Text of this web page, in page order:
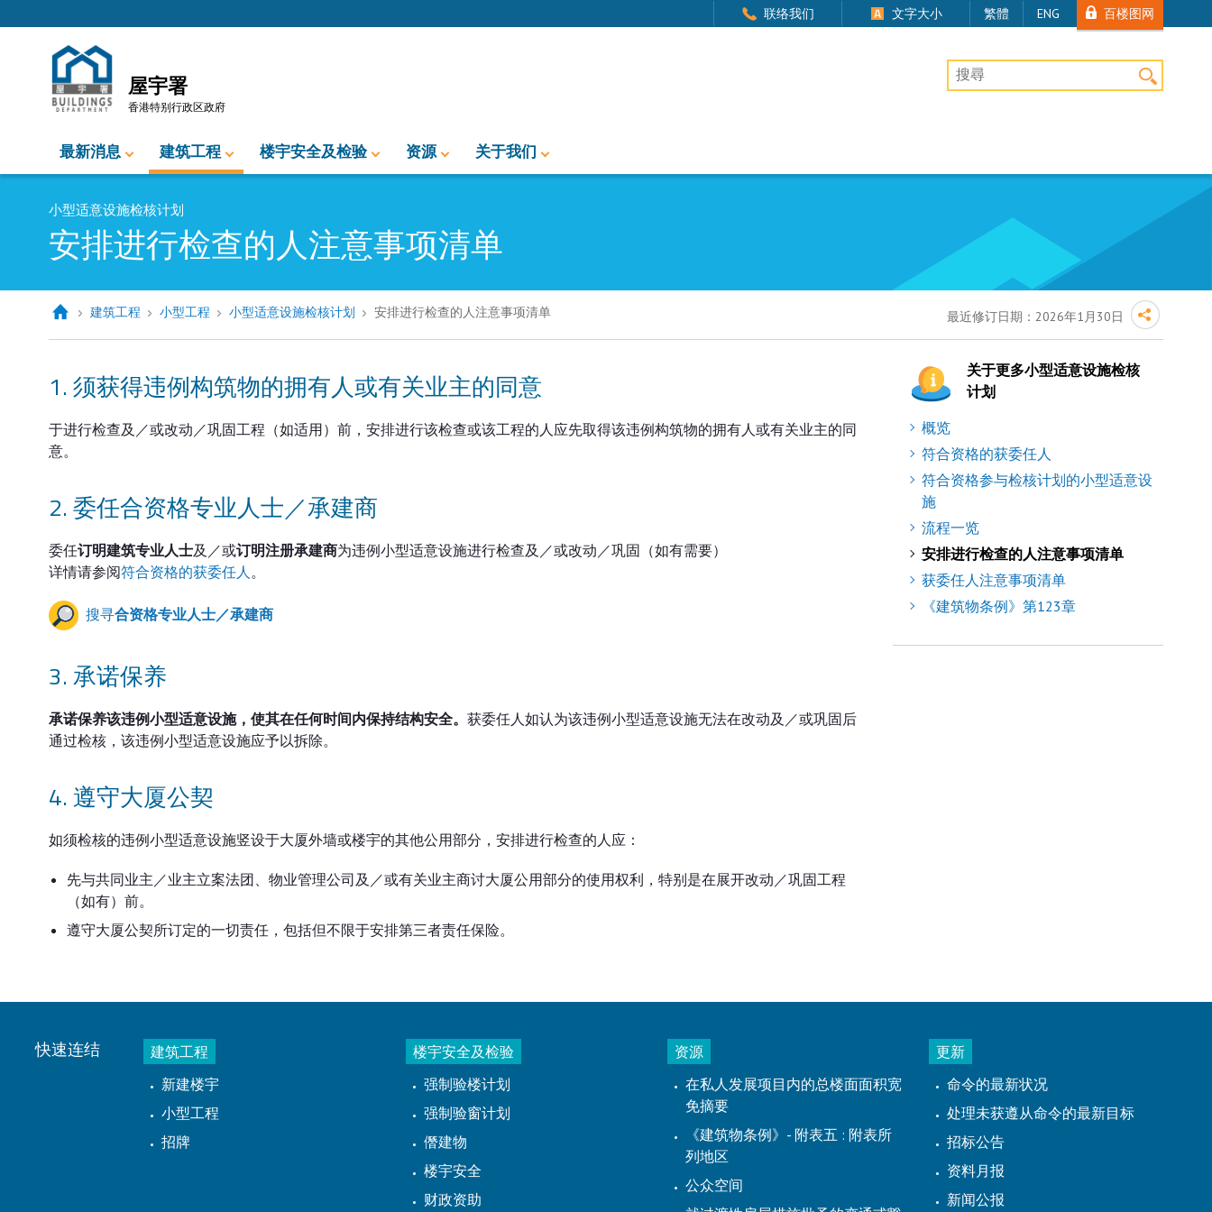
联络我们 文字大小 繁體 ENG 百楼图网
屋宇署
香港特别行政区政府
桌上版网站搜寻
最新消息 建筑工程 楼宇安全及检验 资源 关于我们
小型适意设施检核计划
安排进行检查的人注意事项清单
建筑工程 小型工程 小型适意设施检核计划 安排进行检查的人注意事项清单 最近修订日期：2026年1月30日
须获得违例构筑物的拥有人或有关业主的同意
于进行检查及／或改动／巩固工程（如适用）前，安排进行该检查或该工程的人应先取得该违例构筑物的拥有人或有关业主的同
意。
委任合资格专业人士／承建商
委任订明建筑专业人士及／或订明注册承建商为违例小型适意设施进行检查及／或改动／巩固（如有需要）
详情请参阅符合资格的获委任人。
搜寻合资格专业人士／承建商
承诺保养
承诺保养该违例小型适意设施，使其在任何时间内保持结构安全。 获委任人如认为该违例小型适意设施无法在改动及／或巩固后
通过检核，该违例小型适意设施应予以拆除。
遵守大厦公契
如须检核的违例小型适意设施竖设于大厦外墙或楼宇的其他公用部分，安排进行检查的人应：
先与共同业主／业主立案法团、物业管理公司及／或有关业主商讨大厦公用部分的使用权利，特别是在展开改动／巩固工程
（如有）前。
遵守大厦公契所订定的一切责任，包括但不限于安排第三者责任保险。
关于更多小型适意设施检核
计划
概览
符合资格的获委任人
符合资格参与检核计划的小型适意设
施
流程一览
安排进行检查的人注意事项清单
获委任人注意事项清单
《建筑物条例》第123章
快速连结
建筑工程
新建楼宇
小型工程
招牌
楼宇安全及检验
强制验楼计划
强制验窗计划
僭建物
楼宇安全
财政资助
资源
在私人发展项目内的总楼面面积宽
免摘要
《建筑物条例》- 附表五 : 附表所
列地区
公众空间
更新
命令的最新状况
处理未获遵从命令的最新目标
招标公告
资料月报
新闻公报